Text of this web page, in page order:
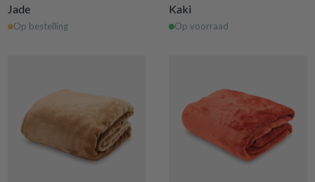
Jade
Op bestelling
Kaki
Op voorraad